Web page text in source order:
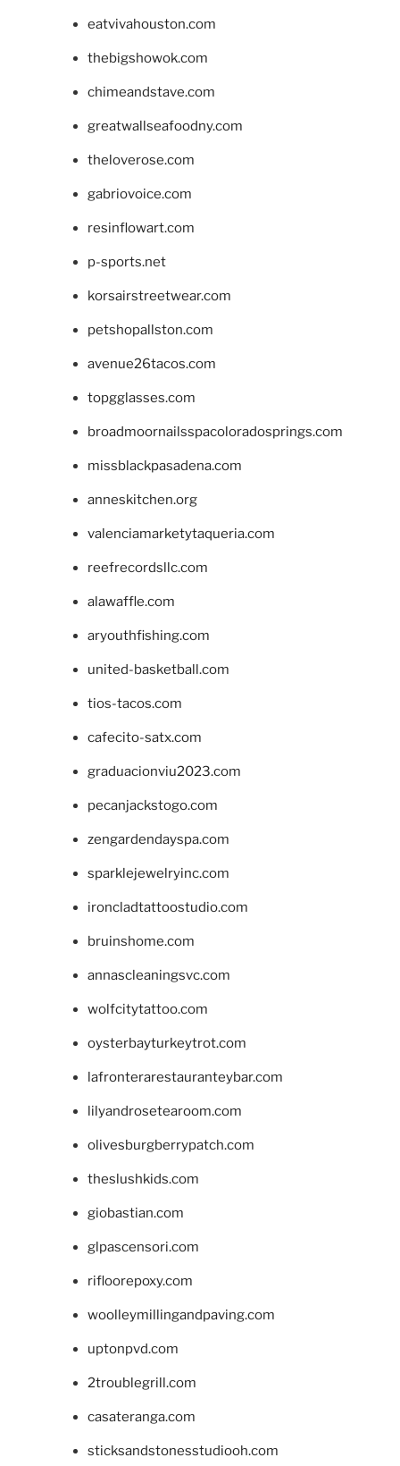
eatvivahouston.com
thebigshowok.com
chimeandstave.com
greatwallseafoodny.com
theloverose.com
gabriovoice.com
resinflowart.com
p-sports.net
korsairstreetwear.com
petshopallston.com
avenue26tacos.com
topgglasses.com
broadmoornailsspacoloradosprings.com
missblackpasadena.com
anneskitchen.org
valenciamarketytaqueria.com
reefrecordsllc.com
alawaffle.com
aryouthfishing.com
united-basketball.com
tios-tacos.com
cafecito-satx.com
graduacionviu2023.com
pecanjackstogo.com
zengardendayspa.com
sparklejewelryinc.com
ironcladtattoostudio.com
bruinshome.com
annascleaningsvc.com
wolfcitytattoo.com
oysterbayturkeytrot.com
lafronterarestauranteybar.com
lilyandrosetearoom.com
olivesburgberrypatch.com
theslushkids.com
giobastian.com
glpascensori.com
rifloorepoxy.com
woolleymillingandpaving.com
uptonpvd.com
2troublegrill.com
casateranga.com
sticksandstonesstudiooh.com